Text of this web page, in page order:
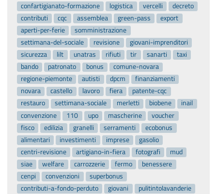
confartigianato-formazione
logistica vercelli
decreto
contributi
cqc assemblea green-pass
export
aperti-per-ferie
somministrazione
settimana-del-sociale
revisione
giovani-imprenditori
sicurezza
lilt unatras rifiuti tir sanarti
taxi
bando
patronato bonus
comune-novara
regione-piemonte
autisti dpcm
finanziamenti
novara
castello lavoro fiera
patente-cqc
restauro
settimana-sociale merletti biobene
inail
convenzione
110 upo mascherine
voucher
fisco
edilizia granelli serramenti
ecobonus
alimentari
investimenti imprese
gasolio
centri-revisione
artigiano-in-fiera fotografi
mud
siae
welfare carrozzerie fermo
benessere
cenpi
convenzioni
superbonus
contributi-a-fondo-perduto
giovani
pulitintolavanderie